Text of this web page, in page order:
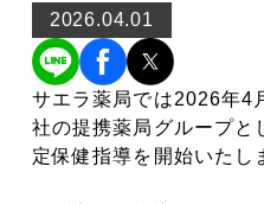
2026.04.01
サエラ薬局では2026年4
社の提携薬局グループと
定保健指導を開始いたし